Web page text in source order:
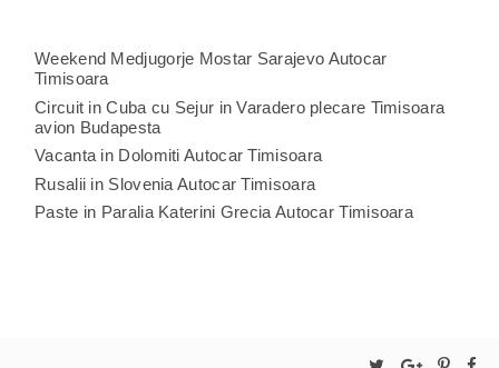
Weekend Medjugorje Mostar Sarajevo Autocar
Timisoara
Circuit in Cuba cu Sejur in Varadero plecare Timisoara
avion Budapesta
Vacanta in Dolomiti Autocar Timisoara
Rusalii in Slovenia Autocar Timisoara
Paste in Paralia Katerini Grecia Autocar Timisoara